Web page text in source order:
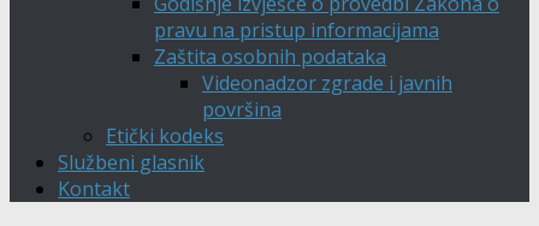
pravu na pristup informacijama
Zaštita osobnih podataka
Videonadzor zgrade i javnih
površina
Etički kodeks
Službeni glasnik
Kontakt